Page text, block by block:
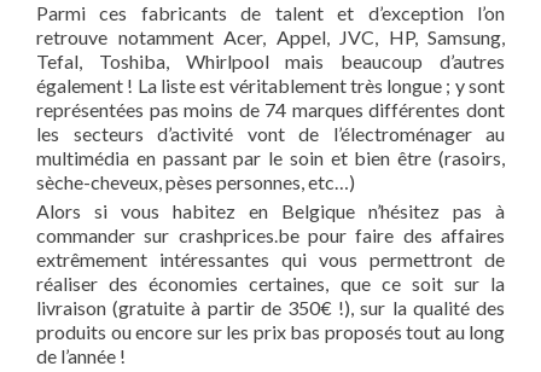
Parmi ces fabricants de talent et d’exception l’on
retrouve notamment Acer, Appel, JVC, HP, Samsung,
Tefal, Toshiba, Whirlpool mais beaucoup d’autres
également ! La liste est véritablement très longue ; y sont
représentées pas moins de 74 marques différentes dont
les secteurs d’activité vont de l’électroménager au
multimédia en passant par le soin et bien être (rasoirs,
sèche-cheveux, pèses personnes, etc…)
Alors si vous habitez en Belgique n’hésitez pas à
commander sur crashprices.be pour faire des affaires
extrêmement intéressantes qui vous permettront de
réaliser des économies certaines, que ce soit sur la
livraison (gratuite à partir de 350€ !), sur la qualité des
produits ou encore sur les prix bas proposés tout au long
de l’année !